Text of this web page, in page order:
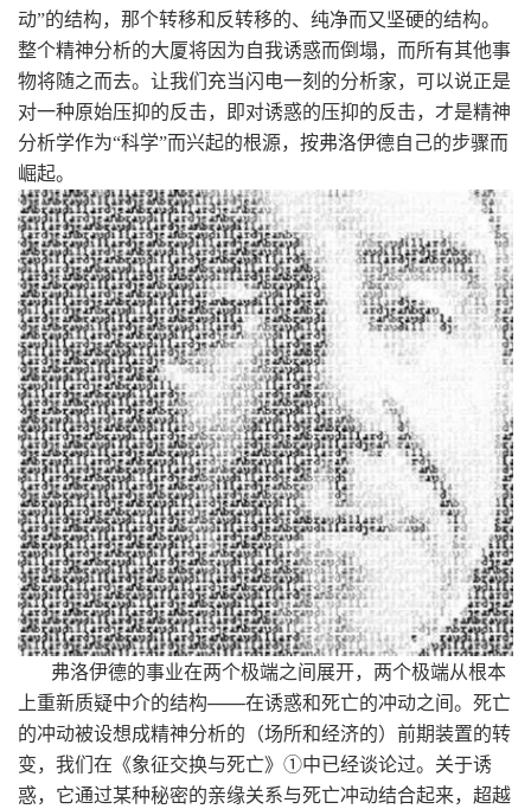
动”的结构，那个转移和反转移的、纯净而又坚硬的结构。
整个精神分析的大厦将因为自我诱惑而倒塌，而所有其他事
物将随之而去。让我们充当闪电一刻的分析家，可以说正是
对一种原始压抑的反击，即对诱惑的压抑的反击，才是精神
分析学作为“科学”而兴起的根源，按弗洛伊德自己的步骤而
崛起。
弗洛伊德的事业在两个极端之间展开，两个极端从根本
上重新质疑中介的结构——在诱惑和死亡的冲动之间。死亡
的冲动被设想成精神分析的（场所和经济的）前期装置的转
变，我们在《象征交换与死亡》①中已经谈论过。关于诱
惑，它通过某种秘密的亲缘关系与死亡冲动结合起来，超越